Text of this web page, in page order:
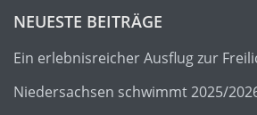
NEUESTE BEITRÄGE
Ein erlebnisreicher Ausflug zur
Niedersachsen schwimmt 2025/